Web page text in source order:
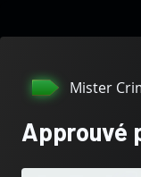
Mister
Approuvé